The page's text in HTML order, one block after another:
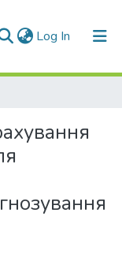
Log In (current)